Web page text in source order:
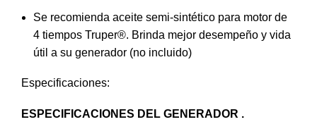
Se recomienda aceite semi-sintético para motor de
4 tiempos Truper®. Brinda mejor desempeño y vida
útil a su generador (no incluido)
Especificaciones:
ESPECIFICACIONES DEL GENERADOR .